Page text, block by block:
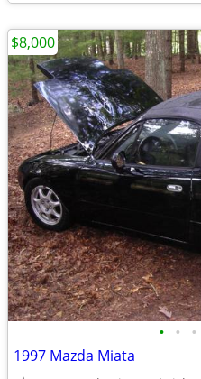
• • •
1997 Mazda Miata
$8,000